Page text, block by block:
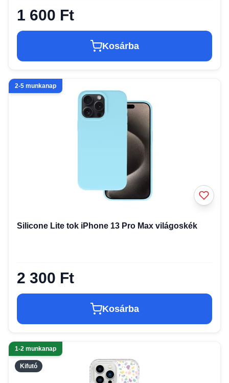
1 600 Ft
Kosárba
2-5 munkanap
Silicone Lite tok iPhone 13 Pro Max világoskék
2 300 Ft
Kosárba
Kifutó
1-2 munkanap